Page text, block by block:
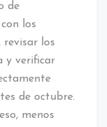
de
los
revisar los
y verificar
de octubre.
menos